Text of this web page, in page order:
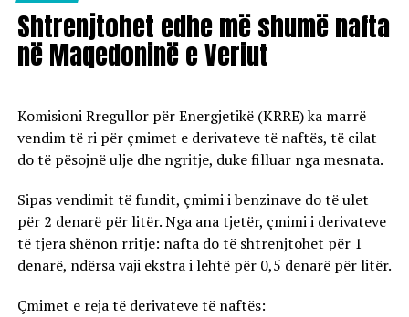
Shtrenjtohet edhe më shumë nafta
në Maqedoninë e Veriut
Komisioni Rregullor për Energjetikë (KRRE) ka marrë
vendim të ri për çmimet e derivateve të naftës, të cilat
do të pësojnë ulje dhe ngritje, duke filluar nga mesnata.
Sipas vendimit të fundit, çmimi i benzinave do të ulet
për 2 denarë për litër. Nga ana tjetër, çmimi i derivateve
të tjera shënon rritje: nafta do të shtrenjtohet për 1
denarë, ndërsa vaji ekstra i lehtë për 0,5 denarë për litër.
Çmimet e reja të derivateve të naftës: